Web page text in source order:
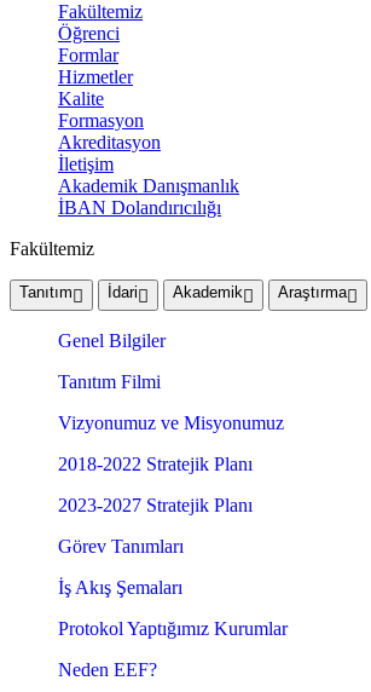
Fakültemiz
Öğrenci
Formlar
Hizmetler
Kalite
Formasyon
Akreditasyon
İletişim
Akademik Danışmanlık
İBAN Dolandırıcılığı
Fakültemiz
Tanıtım İdari Akademik Araştırma
Genel Bilgiler
Tanıtım Filmi
Vizyonumuz ve Misyonumuz
2018-2022 Stratejik Planı
2023-2027 Stratejik Planı
Görev Tanımları
İş Akış Şemaları
Protokol Yaptığımız Kurumlar
Neden EEF?